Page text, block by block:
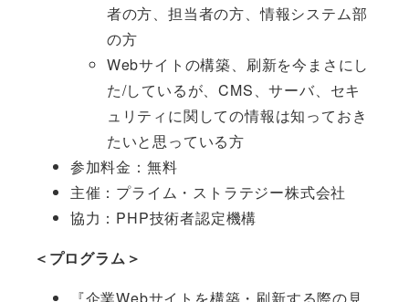
者の方、担当者の方、情報システム部
の方
Webサイトの構築、刷新を今まさにし
た/しているが、CMS、サーバ、セキ
ュリティに関しての情報は知っておき
たいと思っている方
参加料金：無料
主催：プライム・ストラテジー株式会社
協力：PHP技術者認定機構
＜プログラム＞